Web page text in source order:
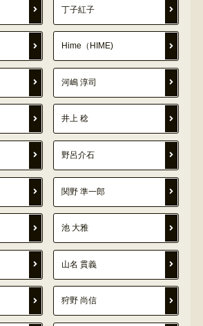
丁子紅子
Hime（HIME)
河嶋 淳司
井上 稔
野呂介石
関野 準一郎
池 大雅
山名 貫義
狩野 尚信